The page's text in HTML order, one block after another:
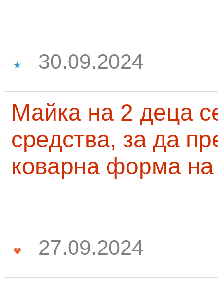
30.09.2024
Майка на 2 деца
средства, за да
коварна форма на
27.09.2024